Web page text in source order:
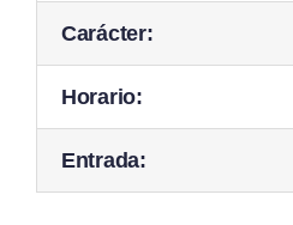
Carácter:
Horario:
Entrada: